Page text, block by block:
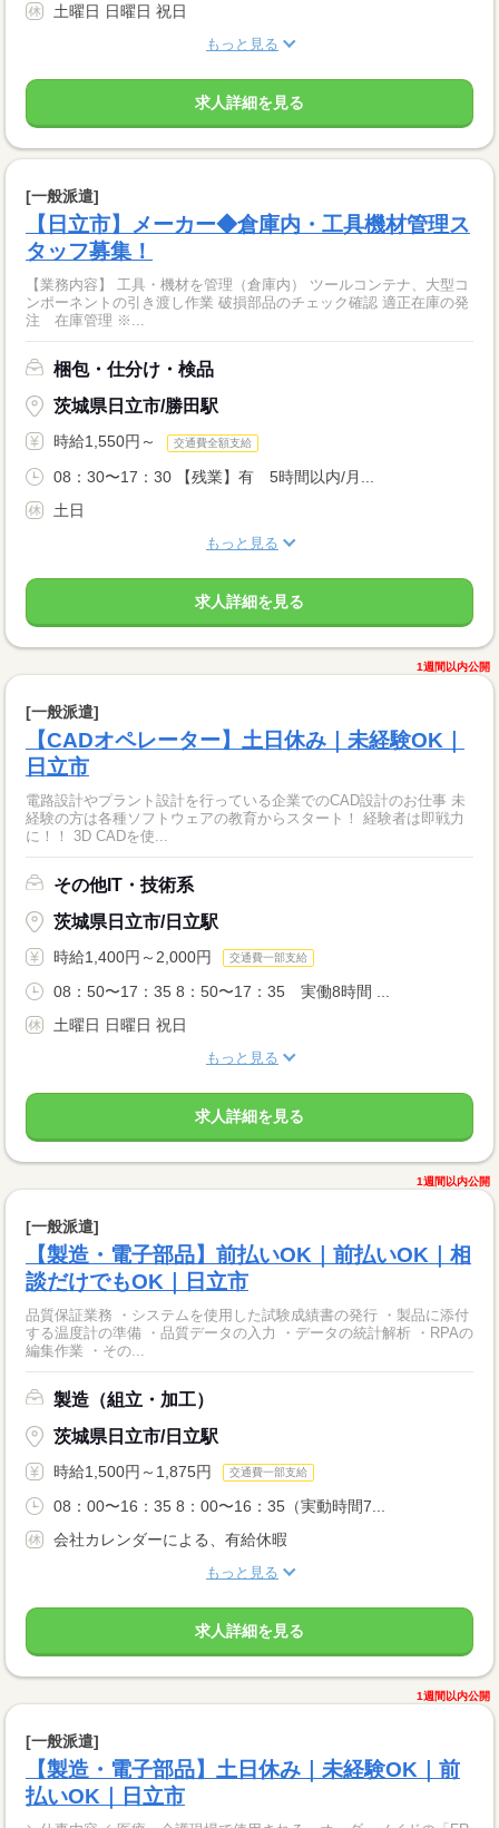
土曜日 日曜日 祝日
もっと見る
求人詳細を見る
[一般派遣]
【日立市】メーカー◆倉庫内・工具機材管理ス
タッフ募集！
【業務内容】 工具・機材を管理（倉庫内） ツールコンテナ、大型コ
ンポーネントの引き渡し作業 破損部品のチェック確認 適正在庫の発
注 在庫管理 ※...
梱包・仕分け・検品
茨城県日立市/勝田駅
時給1,550円～ 交通費全額支給
08：30〜17：30 【残業】有 5時間以内/月...
土日
もっと見る
求人詳細を見る
1週間以内公開
[一般派遣]
【CADオペレーター】土日休み｜未経験OK｜
日立市
電路設計やプラント設計を行っている企業でのCAD設計のお仕事 未
経験の方は各種ソフトウェアの教育からスタート！ 経験者は即戦力
に！！ 3D CADを使...
その他IT・技術系
茨城県日立市/日立駅
時給1,400円～2,000円 交通費一部支給
08：50〜17：35 8：50〜17：35 実働8時間 ...
土曜日 日曜日 祝日
もっと見る
求人詳細を見る
1週間以内公開
[一般派遣]
【製造・電子部品】前払いOK｜前払いOK｜相
談だけでもOK｜日立市
品質保証業務 ・システムを使用した試験成績書の発行 ・製品に添付
する温度計の準備 ・品質データの入力 ・データの統計解析 ・RPAの
編集作業 ・その...
製造（組立・加工）
茨城県日立市/日立駅
時給1,500円～1,875円 交通費一部支給
08：00〜16：35 8：00〜16：35（実動時間7...
会社カレンダーによる、有給休暇
もっと見る
求人詳細を見る
1週間以内公開
[一般派遣]
【製造・電子部品】土日休み｜未経験OK｜前
払いOK｜日立市